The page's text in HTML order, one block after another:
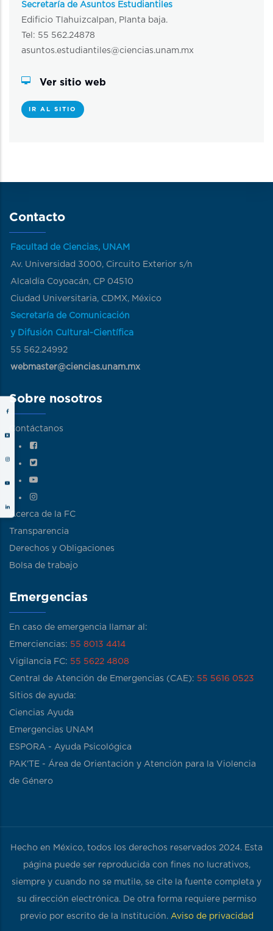
Secretaría de Asuntos Estudiantiles
Edificio Tlahuizcalpan, Planta baja.
Tel: 55 562.24878
asuntos.estudiantiles@ciencias.unam.mx
Ver sitio web
IR AL SITIO
Contacto
Facultad de Ciencias, UNAM
Av. Universidad 3000, Circuito Exterior s/n
Alcaldía Coyoacán, CP 04510
Ciudad Universitaria, CDMX, México
Secretaría de Comunicación
y Difusión Cultural-Científica
55 562.24992
webmaster@ciencias.unam.mx
Sobre nosotros
Contáctanos
Acerca de la FC
Transparencia
Derechos y Obligaciones
Bolsa de trabajo
Emergencias
En caso de emergencia llamar al:
Emerciencias: 55 8013 4414
Vigilancia FC: 55 5622 4808
Central de Atención de Emergencias (CAE): 55 5616 0523
Sitios de ayuda:
Ciencias Ayuda
Emergencias UNAM
ESPORA - Ayuda Psicológica
PAK'TE - Área de Orientación y Atención para la Violencia
de Género
Hecho en México, todos los derechos reservados 2024. Esta
página puede ser reproducida con fines no lucrativos,
siempre y cuando no se mutile, se cite la fuente completa y
su dirección electrónica. De otra forma requiere permiso
previo por escrito de la Institución. Aviso de privacidad